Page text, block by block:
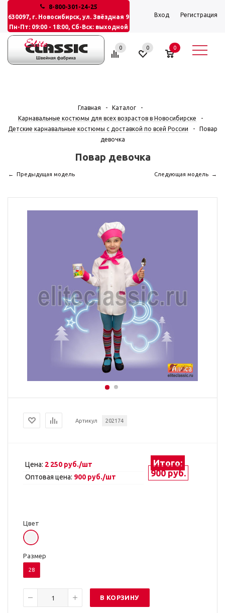
8-800-301-24-25
630097, г. Новосибирск, ул. Звёздная 9
Пн-Пт: 09:00 - 18:00, Сб-Вск: выходной
Вход Регистрация
0 0 0
Главная - Каталог
-
Карнавальные костюмы для всех возрастов в Новосибирске
-
Детские карнавальные костюмы с доставкой по всей России
-
Повар
девочка
Повар девочка
Артикул 202174
Цена: 2 250 руб./шт
Оптовая цена: 900 руб./шт
Итого:
900 руб.
Цвет
Размер
28
В КОРЗИНУ
Предыдущая модель Следующая модель